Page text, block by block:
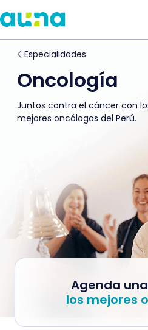
Especialidades
Oncología
Juntos contra el cáncer con
mejores oncólogos del Perú.
Agenda
los mejores